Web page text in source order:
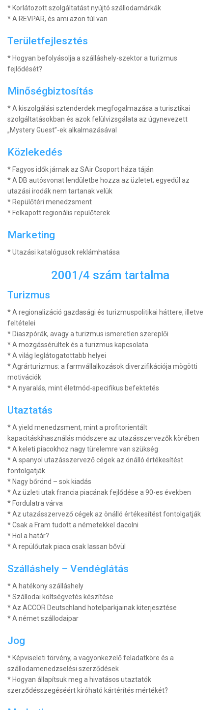
* Korlátozott szolgáltatást nyújtó szállodamárkák
* A REVPAR, és ami azon túl van
Területfejlesztés
* Hogyan befolyásolja a szálláshely-szektor a turizmus
fejlődését?
Minőségbiztosítás
* A kiszolgálási sztenderdek megfogalmazása a turisztikai
szolgáltatásokban és azok felülvizsgálata az úgynevezett
„Mystery Guest”-ek alkalmazásával
Közlekedés
* Fagyos idők járnak az SAir Csoport háza táján
* A DB autósvonat lendületbe hozza az üzletet; egyedül az
utazási irodák nem tartanak velük
* Repülőtéri menedzsment
* Felkapott regionális repülőterek
Marketing
* Utazási katalógusok reklámhatása
2001/4 szám tartalma
Turizmus
* A regionalizáció gazdasági és turizmuspolitikai háttere, illetve
feltételei
* Diaszpórák, avagy a turizmus ismeretlen szereplői
* A mozgássérültek és a turizmus kapcsolata
* A világ leglátogatottabb helyei
* Agrárturizmus: a farmvállalkozások diverzifikációja mögötti
motivációk
* A nyaralás, mint életmód-specifikus befektetés
Utaztatás
* A yield menedzsment, mint a profitorientált
kapacitáskihasználás módszere az utazásszervezők körében
* A keleti piacokhoz nagy türelemre van szükség
* A spanyol utazásszervező cégek az önálló értékesítést
fontolgatják
* Nagy bőrönd – sok kiadás
* Az üzleti utak francia piacának fejlődése a 90-es években
* Fordulatra várva
* Az utazásszervező cégek az önálló értékesítést fontolgatják
* Csak a Fram tudott a németekkel dacolni
* Hol a határ?
* A repülőutak piaca csak lassan bővül
Szálláshely – Vendéglátás
* A hatékony szálláshely
* Szállodai költségvetés készítése
* Az ACCOR Deutschland hotelparkjainak kiterjesztése
* A német szállodaipar
Jog
* Képviseleti törvény, a vagyonkezelő feladatköre és a
szállodamenedzselési szerződések
* Hogyan állapítsuk meg a hivatásos utaztatók
szerződésszegéséért kiróható kártérítés mértékét?